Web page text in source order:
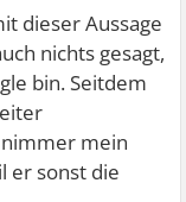
soll und dann
kann...
dieser Aussage
nichts gesagt,
bin. Seitdem
mein
er sonst die